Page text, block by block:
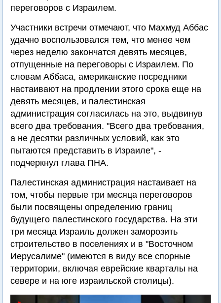
переговоров с Израилем.
Участники встречи отмечают, что Махмуд Аббас
удачно воспользовался тем, что менее чем
через неделю закончатся девять месяцев,
отпущенные на переговоры с Израилем. По
словам Аббаса, американские посредники
настаивают на продлении этого срока еще на
девять месяцев, и палестинская
администрация согласилась на это, выдвинув
всего два требования. "Всего два требования,
а не десятки различных условий, как это
пытаются представить в Израиле", -
подчеркнул глава ПНА.
Палестинская администрация настаивает на
том, чтобы первые три месяца переговоров
были посвящены определению границ
будущего палестинского государства. На эти
три месяца Израиль должен заморозить
строительство в поселениях и в "Восточном
Иерусалиме" (имеются в виду все спорные
территории, включая еврейские кварталы на
севере и на юге израильской столицы).